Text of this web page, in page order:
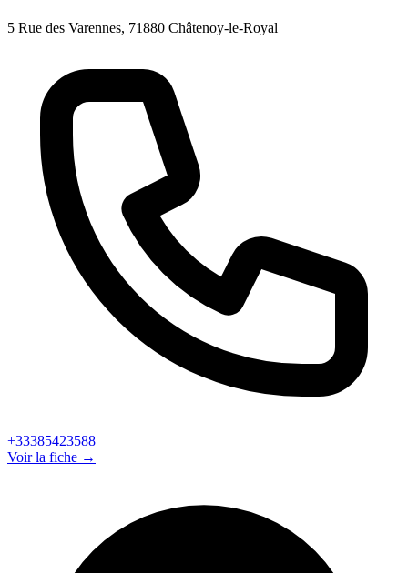
5 Rue des Varennes, 71880 Châtenoy-le-Royal
+33385423588
Voir la fiche →